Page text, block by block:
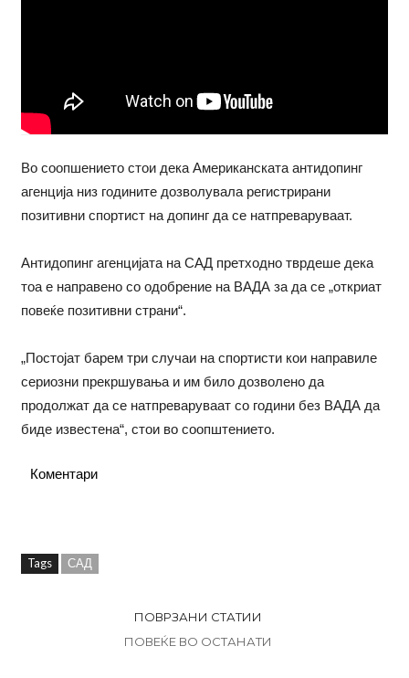
Во соопшението стои дека Американската антидопинг
агенција низ годините дозволувала регистрирани
позитивни спортист на допинг да се натпреваруваат.
Антидопинг агенцијата на САД претходно тврдеше дека
тоа е направено со одобрение на ВАДА за да се „откриат
повеќе позитивни страни“.
„Постојат барем три случаи на спортисти кои направиле
сериозни прекршувања и им било дозволено да
продолжат да се натпреваруваат со години без ВАДА да
биде известена“, стои во соопштението.
Коментари
Tags САД
ПОВРЗАНИ СТАТИИ
ПОВЕЌЕ ВО ОСТАНАТИ